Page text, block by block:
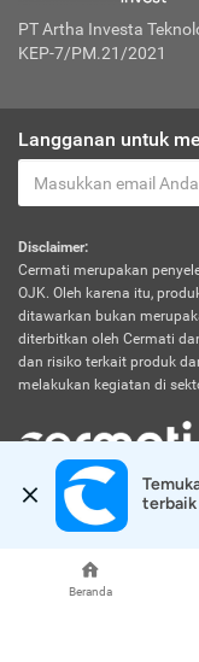
Beranda
PT Artha Investa
KEP-7/PM.21/2021
Langganan untuk
Disclaimer:
Cermati merupakan
OJK. Oleh karena itu,
ditawarkan bukan
diterbitkan oleh Cermati
dan risiko terkait produk
melakukan kegiatan di
© 2026 Cermati. All Rights
terbaik